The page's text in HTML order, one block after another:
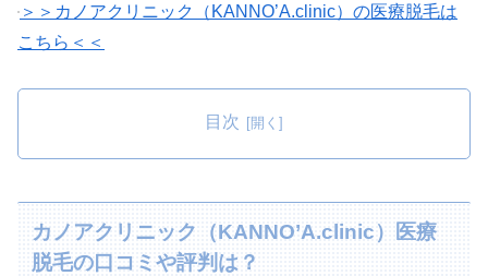
＞＞カノアクリニック（KANNO’A.clinic）の医療脱毛は
こちら＜＜
目次
カノアクリニック（KANNO’A.clinic）医療
脱毛の口コミや評判は？